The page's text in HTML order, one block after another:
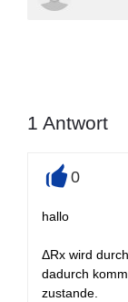
1 Antwort
+
0
hallo
ΔRx wird
dadurch
zustande.